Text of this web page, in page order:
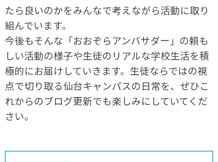
たら良いのかをみんなで考えながら活動に取り
組んでいます。
今後もそんな「おおぞらアンバサダー」の頼も
しい活動の様子や生徒のリアルな学校生活を積
極的にお届けしていきます。生徒ならではの視
点で切り取る仙台キャンパスの日常を、ぜひこ
れからのブログ更新でも楽しみにしていてくだ
さい。